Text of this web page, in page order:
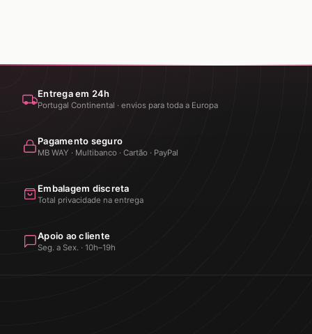
Entrega em 24h
Portugal Continental · envios para toda a Europa
Pagamento seguro
MB WAY · Multibanco · Cartão · PayPal
Embalagem discreta
Total privacidade na entrega
Apoio ao cliente
Seg. a Sex. · 10h–19h